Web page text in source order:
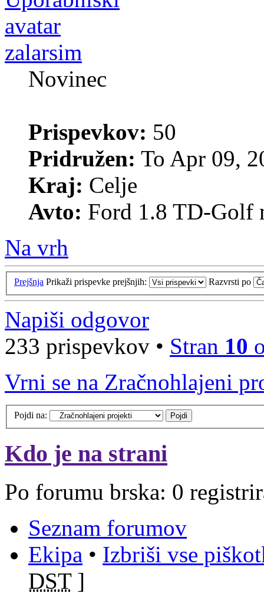
zalarsim
Novinec
Prispevkov: 50
Pridružen: To Apr 09,
Kraj: Celje
Avto: Ford 1.8 TD-Golf
Na vrh
Prejšnja Prikaži prispevke prejšnjih: Razvrsti po
Napiši odgovor
233 prispevkov • Stran 10
Vrni se na Zračnohlajeni
Pojdi na:
Kdo je na strani
Po forumu brska: 0
Seznam forumov
Ekipa • Izbriši vse
DST]